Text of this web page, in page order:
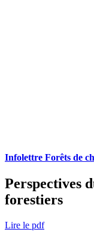
Infolettre Forêts de
Perspectives
forestiers
Lire le pdf